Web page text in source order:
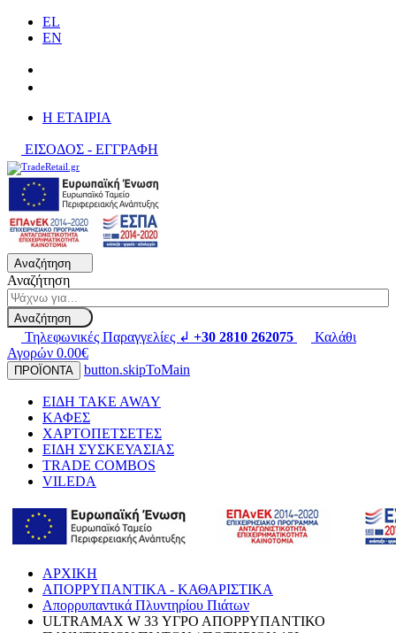
EL
EN
H ΕΤΑΙΡΙΑ
ΕΙΣΟΔΟΣ - ΕΓΓΡΑΦΗ
Αναζήτηση
Αναζήτηση
Αναζήτηση
Τηλεφωνικές Παραγγελίες ↲ +30 2810 262075
Καλάθι
Αγορών 0.00€
ΠΡΟΪΟΝΤΑ button.skipToMain
ΕΙΔΗ TAKE AWAY
ΚΑΦΕΣ
ΧΑΡΤΟΠΕΤΣΕΤΕΣ
ΕΙΔΗ ΣΥΣΚΕΥΑΣΙΑΣ
TRADE COMBOS
VILEDA
ΑΡΧΙΚΗ
ΑΠΟΡΡΥΠΑΝΤΙΚΑ - ΚΑΘΑΡΙΣΤΙΚΑ
Απορρυπαντικά Πλυντηρίου Πιάτων
ULTRAMAX W 33 ΥΓΡΟ ΑΠΟΡΡΥΠΑΝΤΙΚΟ